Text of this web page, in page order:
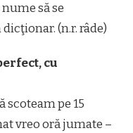
să se
(n.r. râde)
cu
scoteam pe 15
vreo oră jumate –